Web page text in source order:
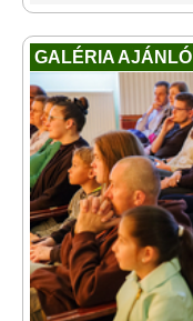
GALÉRIA AJÁNLÓ